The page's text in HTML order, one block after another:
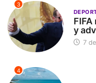
3
y
7
4